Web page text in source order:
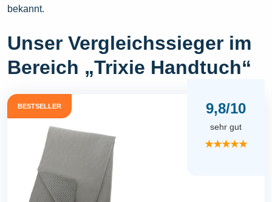
bekannt.
Unser Vergleichssieger im
Bereich „Trixie Handtuch“
BESTSELLER 9,8/10
sehr gut
★★★★★